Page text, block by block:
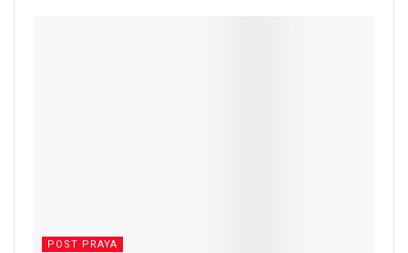
POST PRAYA